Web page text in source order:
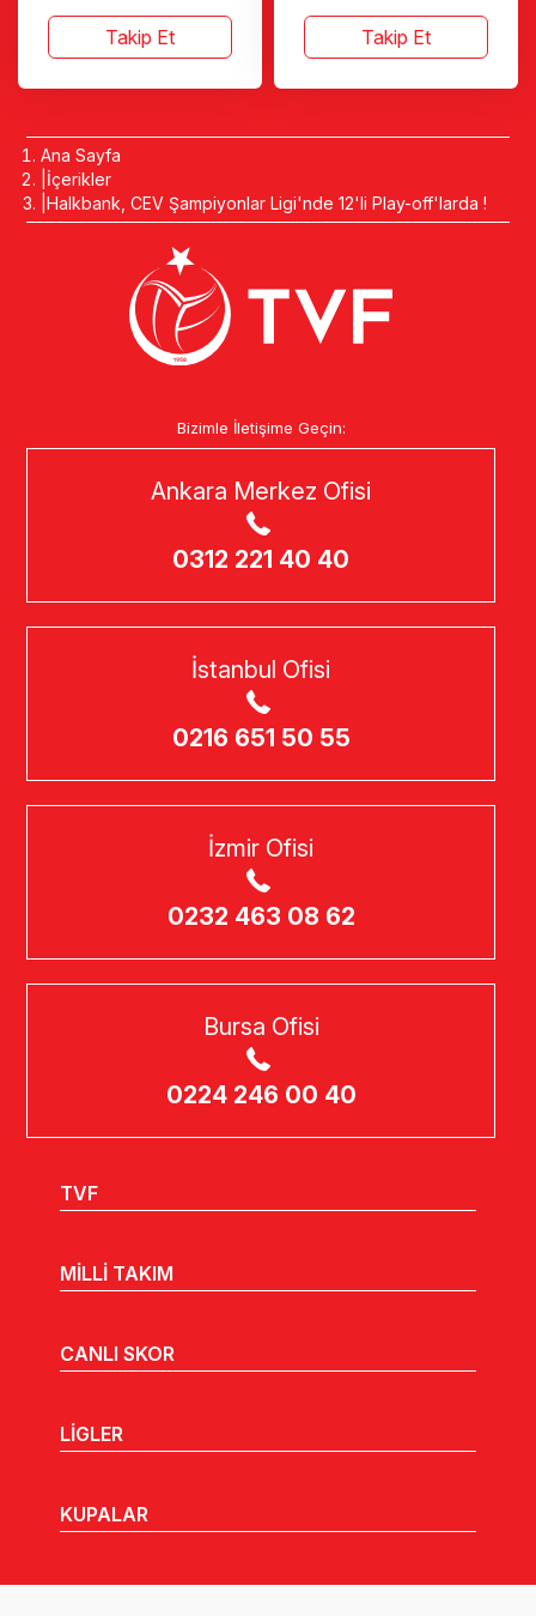
Takip Et Takip Et
Ana Sayfa
İçerikler
Halkbank, CEV Şampiyonlar Ligi'nde 12'li Play-off'larda !
Bizimle İletişime Geçin:
Ankara Merkez Ofisi
0312 221 40 40
İstanbul Ofisi
0216 651 50 55
İzmir Ofisi
0232 463 08 62
Bursa Ofisi
0224 246 00 40
TVF
MİLLİ TAKIM
CANLI SKOR
LİGLER
KUPALAR